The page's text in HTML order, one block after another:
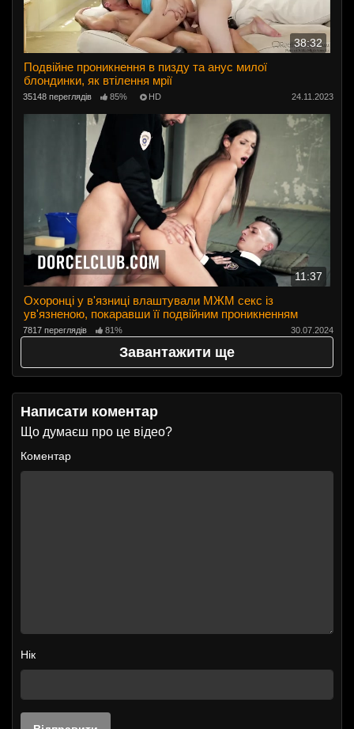
38:32
Подвійне проникнення в пизду та анус милої
блондинки, як втілення мрії
35148 переглядів 85% HD 24.11.2023
11:37
Охоронці у в'язниці влаштували МЖМ секс із
ув'язненою, покаравши її подвійним проникненням
7817 переглядів 81% 30.07.2024
Завантажити ще
Написати коментар
Що думаєш про це відео?
Коментар
Нік